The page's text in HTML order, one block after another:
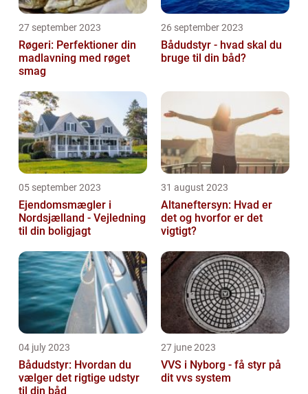
27 september 2023
Røgeri: Perfektioner din
madlavning med røget
smag
26 september 2023
Bådudstyr - hvad skal du
bruge til din båd?
05 september 2023
Ejendomsmægler i
Nordsjælland - Vejledning
til din boligjagt
31 august 2023
Altaneftersyn: Hvad er
det og hvorfor er det
vigtigt?
04 july 2023
Bådudstyr: Hvordan du
vælger det rigtige udstyr
til din båd
27 june 2023
VVS i Nyborg - få styr på
dit vvs system